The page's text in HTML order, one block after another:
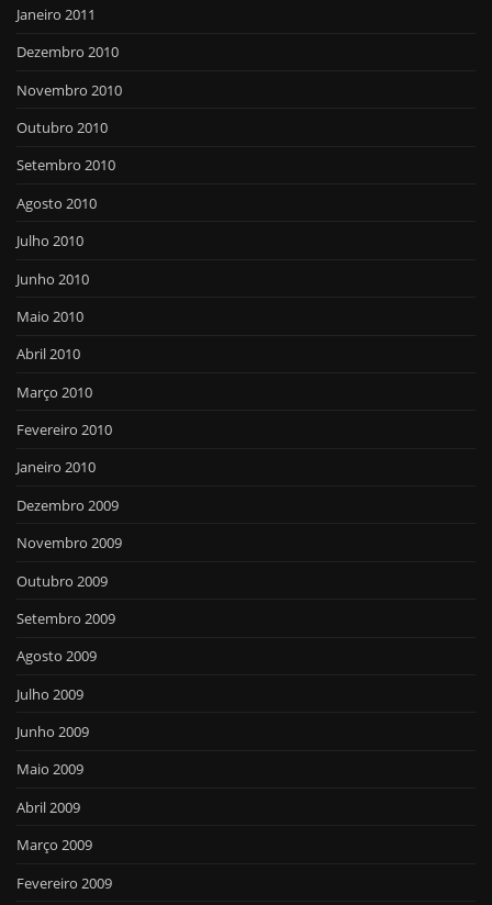
Janeiro 2011
Dezembro 2010
Novembro 2010
Outubro 2010
Setembro 2010
Agosto 2010
Julho 2010
Junho 2010
Maio 2010
Abril 2010
Março 2010
Fevereiro 2010
Janeiro 2010
Dezembro 2009
Novembro 2009
Outubro 2009
Setembro 2009
Agosto 2009
Julho 2009
Junho 2009
Maio 2009
Abril 2009
Março 2009
Fevereiro 2009